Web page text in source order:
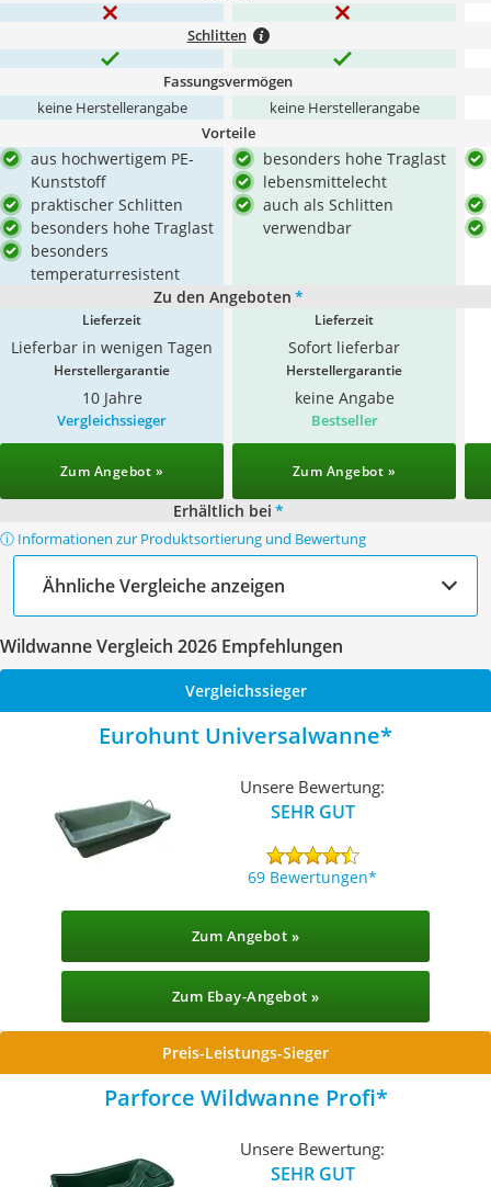
Schlitten
Fassungsvermögen
keine Herstellerangabe keine Herstellerangabe
Vorteile
aus hochwertigem PE-
Kunststoff
praktischer Schlitten
besonders hohe Traglast
besonders
temperaturresistent
besonders hohe Traglast
lebensmittelecht
auch als Schlitten
verwendbar
Zu den Angeboten *
Lieferzeit
Lieferbar in wenigen Tagen
Lieferzeit
Sofort lieferbar
Herstellergarantie
10 Jahre
Herstellergarantie
keine Angabe
Vergleichssieger
Zum Angebot »
Bestseller
Zum Angebot »
Erhältlich bei *
ⓘ Informationen zur Produktsortierung und Bewertung
Ähnliche Vergleiche anzeigen
Wildwanne Vergleich 2026 Empfehlungen
Vergleichssieger
Eurohunt Universalwanne
Unsere Bewertung:
SEHR GUT
69 Bewertungen
Zum Angebot »
Zum Ebay-Angebot »
Preis-Leistungs-Sieger
Parforce Wildwanne Profi
Unsere Bewertung:
SEHR GUT